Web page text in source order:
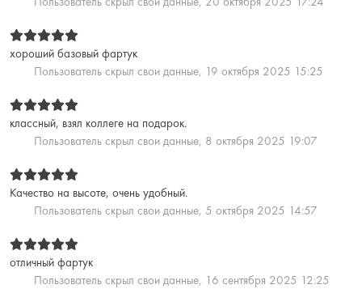
хороший базовый фартук
Пользователь скрыл свои данные, 19 октября 2025 15:25
классный, взял коллеге на подарок.
Пользователь скрыл свои данные, 8 октября 2025 19:07
Качество на высоте, очень удобный.
Пользователь скрыл свои данные, 5 октября 2025 14:57
отличный фартук
Пользователь скрыл свои данные, 16 сентября 2025 12:25